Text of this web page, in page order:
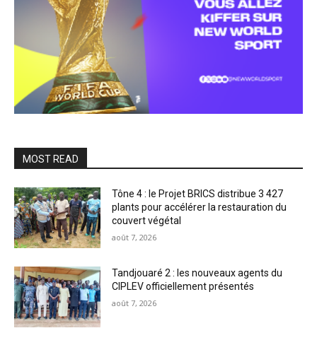
MOST READ
Tône 4 : le Projet BRICS distribue 3 427
plants pour accélérer la restauration du
couvert végétal
août 7, 2026
Tandjouaré 2 : les nouveaux agents du
CIPLEV officiellement présentés
août 7, 2026